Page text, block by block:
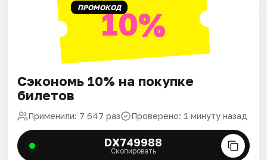
ПРОМОКОД10%
Сэкономь 10% на покупке
билетов
Применили: 7 647 раз Проверено: 1 минуту назад
DX749988
Скопировать